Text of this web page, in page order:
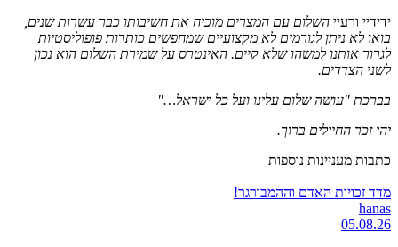
ידידיי ורעיי השלום עם המצרים מוכיח את חשיבותו כבר עשרות שנים,
בואו לא ניתן לגורמים לא מקצועיים שמחפשים כותרות פופוליסטיות
לגרור אותנו למשהו שלא קיים. האינטרס על שמירת השלום הוא נכון
לשני הצדדים.
בברכת "עושה שלום עלינו ועל כל ישראל…"
יהי זכר החיילים ברוך.
כתבות מעניינות נוספות
מדד זכויות האדם וההמבורגר!
hanas
05.08.26